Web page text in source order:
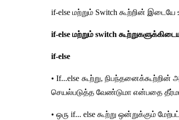
if-else மற்றும் Switch கூற்றின் இடையே
if-else மற்றும் switch
if-else
• If...else கூற்று,
செயல்படுத்த வேண்டுமா என்பதை
• ஒரு if... else கூற்று ஒன்றுக்கும்